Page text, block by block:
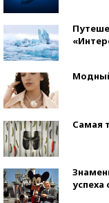
Самая
успеха